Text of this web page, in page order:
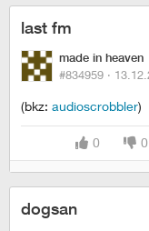
last fm
made in heaven
#834959 ·
(bkz: audioscrobbler)
0 0
dogsan